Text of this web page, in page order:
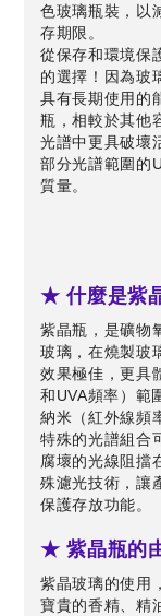
色玻璃瓶裝，以
存期限。
從保存和環境保
的選擇！因為玻
具有長期使用的
瓶，相較於其他
光譜中更具破壞
部分光譜範圍的
質量。
★ 什麼是紫
紫晶瓶，是礦物
玻璃，在燒製玻
效果極佳，更具
和UVA頻率）範
納米（紅外線頻
特殊的光譜組合
腐壞的光線阻擋
殊濾光技術，讓
保護存放功能。
★ 紫晶瓶的
紫晶玻璃的使用
寶貴的香精、精